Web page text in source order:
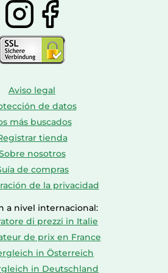
Aviso legal
de datos
más buscados
tienda
nosotros
de compras
de la privacidad
a nivel internacional:
di prezzi in Italie
de prix en France
in Österreich
in Deutschland